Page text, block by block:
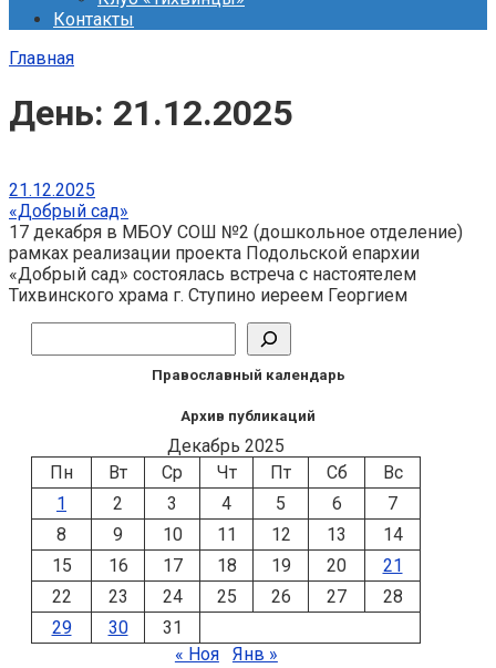
Контакты
Главная
День: 21.12.2025
21.12.2025
«Добрый сад»
17 декабря в МБОУ СОШ №2 (дошкольное отделение)
рамках реализации проекта Подольской епархии
«Добрый сад» состоялась встреча с настоятелем
Тихвинского храма г. Ступино иереем Георгием
Православный календарь
Архив публикаций
Декабрь 2025
Пн
Вт Ср Чт Пт Сб
Вс
1
2 3 4 5 6
7
8
9 10 11 12 13
14
15
16 17 18 19 20
21
22
23 24 25 26 27
28
29
30
31
« Ноя
Янв »